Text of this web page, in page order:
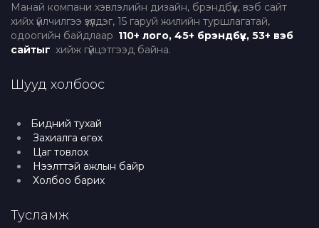
Манай компани хэвлэлийн дизайн, брэндбүүк, вэб сайт
хийх үйлчилгээ үзүүлдэг, 15 гаруй жилийн туршлагатай,
одоогийн байдлаар 110+ лого, 45+ брэндбүүк, 53+ вэб
сайтыг хийж гүйцэтгээд байна.
Шууд холбоос
Бидний тухай
Захиалга өгөх
Цаг товлох
Нээлттэй ажлын байр
Холбоо барих
Тусламж